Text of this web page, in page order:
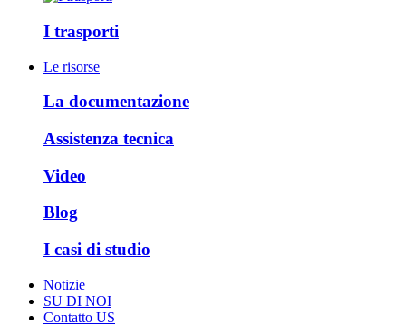
I trasporti
Le risorse
La documentazione
Assistenza tecnica
Video
Blog
I casi di studio
Notizie
SU DI NOI
Contatto US